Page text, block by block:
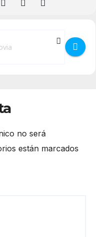
del Acueducto: visita
Address - Día del
no será
están marcados